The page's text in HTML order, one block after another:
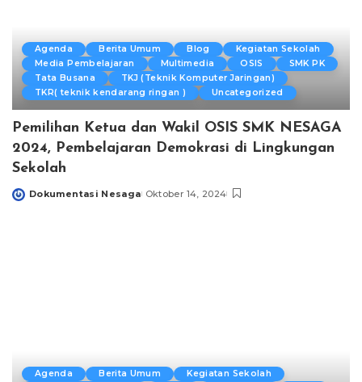
Agenda Berita Umum Blog
Kegiatan Sekolah
Media Pembelajaran
Multimedia OSIS
SMK PK
Tata Busana
TKJ (Teknik Komputer Jaringan)
TKR( teknik kendarang ringan )
Uncategorized
Pemilihan Ketua dan Wakil OSIS SMK NESAGA
2024, Pembelajaran Demokrasi di Lingkungan
Sekolah
Posted
Dokumentasi Nesaga Oktober 14, 2024
Agenda Berita Umum
Kegiatan Sekolah